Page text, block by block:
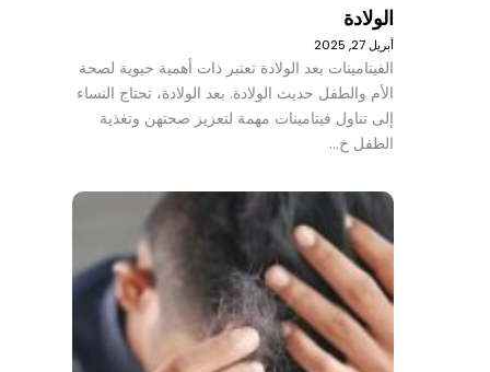
الولادة
أبريل 27, 2025
الفيتامينات بعد الولادة تعتبر ذات أهمية حيوية لصحة
الأم والطفل حديث الولادة. بعد الولادة، تحتاج النساء
إلى تناول فيتامينات مهمة لتعزيز صحتهن وتغذية
الطفل خ…